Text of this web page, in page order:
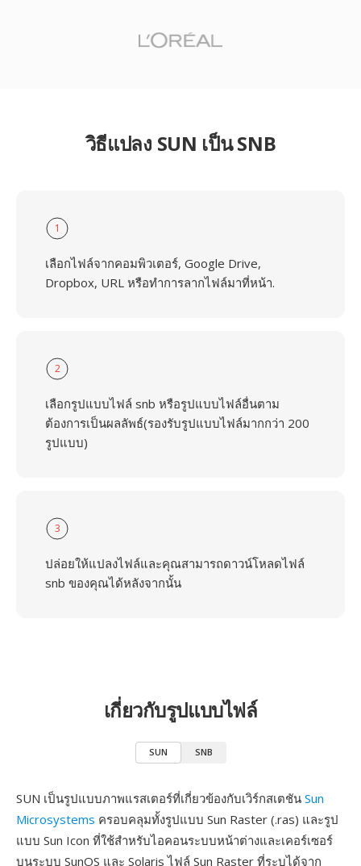
วิธีแปลง SUN เป็น SNB
1
เลือกไฟล์จากคอมพิวเตอร์, Google Drive,
Dropbox, URL หรือทำการลากไฟล์มาที่หน้า.
2
เลือกรูปแบบไฟล์ snb หรือรูปแบบไฟล์อื่นตาม
ต้องการเป็นผลลัพธ์(รองรับรูปแบบไฟล์มากกว่า 200
รูปแบบ)
3
ปล่อยให้แปลงไฟล์และคุณสามารถดาวน์โหลดไฟล์
snb ของคุณได้หลังจากนั้น
เกี่ยวกับรูปแบบไฟล์
SUN SNB
SUN เป็นรูปแบบภาพแรสเตอร์ที่เกี่ยวข้องกับเวิร์กสเตชัน Sun
Microsystems ครอบคลุมทั้งรูปแบบ Sun Raster (.ras) และรูป
แบบ Sun Icon ที่ใช้สำหรับไอคอนระบบหน้าต่างและเคอร์เซอร์
บนระบบ SunOS และ Solaris ไฟล์ Sun Raster ที่ระบุได้จาก